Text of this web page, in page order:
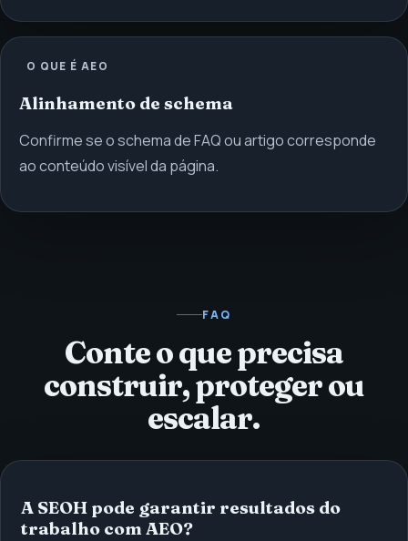
O QUE É AEO
Alinhamento de schema
Confirme se o schema de FAQ ou artigo corresponde
ao conteúdo visível da página.
FAQ
Conte o que precisa
construir, proteger ou
escalar.
A SEOH pode garantir resultados do
trabalho com AEO?